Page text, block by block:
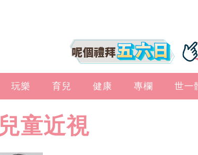
玩樂 育兒 健康 專欄 世一
兒童近視